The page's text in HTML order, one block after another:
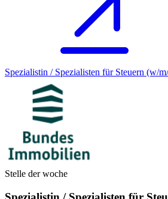
Spezialistin / Spezialisten für Steuern (w/
Stelle der woche